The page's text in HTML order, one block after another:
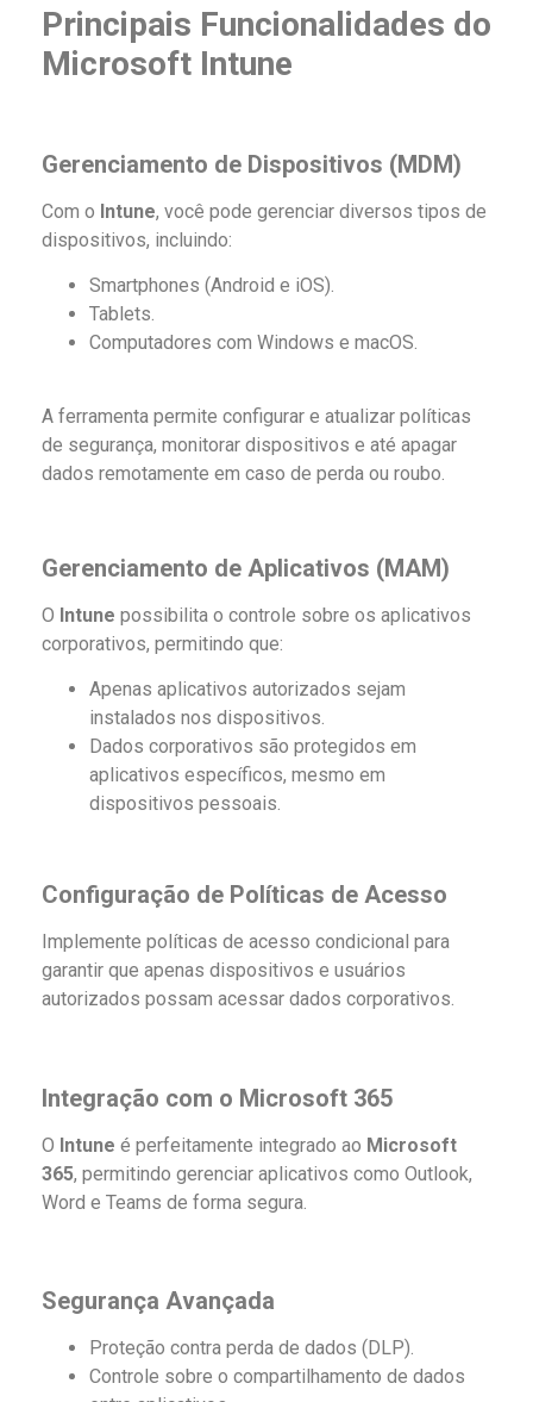
Principais Funcionalidades do
Microsoft Intune
Gerenciamento de Dispositivos (MDM)
Com o Intune, você pode gerenciar diversos tipos de
dispositivos, incluindo:
Smartphones (Android e iOS).
Tablets.
Computadores com Windows e macOS.
A ferramenta permite configurar e atualizar políticas
de segurança, monitorar dispositivos e até apagar
dados remotamente em caso de perda ou roubo.
Gerenciamento de Aplicativos (MAM)
O Intune possibilita o controle sobre os aplicativos
corporativos, permitindo que:
Apenas aplicativos autorizados sejam
instalados nos dispositivos.
Dados corporativos são protegidos em
aplicativos específicos, mesmo em
dispositivos pessoais.
Configuração de Políticas de Acesso
Implemente políticas de acesso condicional para
garantir que apenas dispositivos e usuários
autorizados possam acessar dados corporativos.
Integração com o Microsoft 365
O Intune é perfeitamente integrado ao Microsoft
365, permitindo gerenciar aplicativos como Outlook,
Word e Teams de forma segura.
Segurança Avançada
Proteção contra perda de dados (DLP).
Controle sobre o compartilhamento de dados